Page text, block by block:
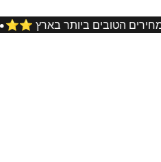
המוסונייט במחירים הטובים